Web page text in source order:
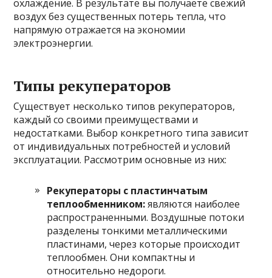
охлаждение. В результате вы получаете свежий
воздух без существенных потерь тепла, что
напрямую отражается на экономии
электроэнергии.
Типы рекуператоров
Существует несколько типов рекуператоров,
каждый со своими преимуществами и
недостатками. Выбор конкретного типа зависит
от индивидуальных потребностей и условий
эксплуатации. Рассмотрим основные из них:
Рекуператоры с пластинчатым
теплообменником:являются наиболее
распространенными. Воздушные потоки
разделены тонкими металлическими
пластинами, через которые происходит
теплообмен. Они компактны и
относительно недороги.